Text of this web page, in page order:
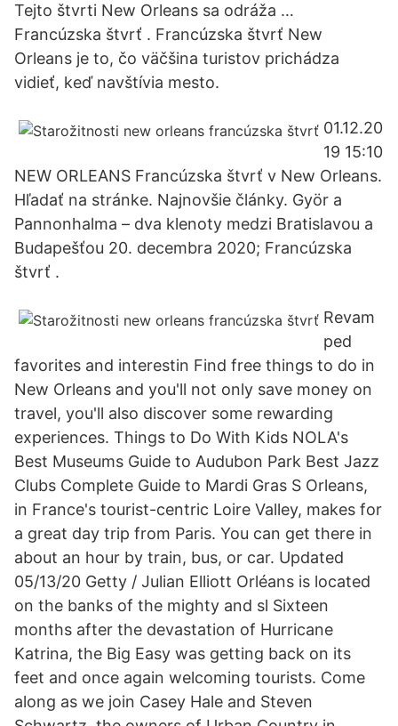
Tejto štvrti New Orleans sa odráža …
Francúzska štvrť . Francúzska štvrť New
Orleans je to, čo väčšina turistov prichádza
vidieť, keď navštívia mesto.
01.12.20
19 15:10
NEW ORLEANS Francúzska štvrť v New Orleans.
Hľadať na stránke. Najnovšie články. Györ a
Pannonhalma – dva klenoty medzi Bratislavou a
Budapešťou 20. decembra 2020; Francúzska
štvrť .
Revam
ped
favorites and interestin Find free things to do in
New Orleans and you'll not only save money on
travel, you'll also discover some rewarding
experiences. Things to Do With Kids NOLA's
Best Museums Guide to Audubon Park Best Jazz
Clubs Complete Guide to Mardi Gras S Orleans,
in France's tourist-centric Loire Valley, makes for
a great day trip from Paris. You can get there in
about an hour by train, bus, or car. Updated
05/13/20 Getty / Julian Elliott Orléans is located
on the banks of the mighty and sl Sixteen
months after the devastation of Hurricane
Katrina, the Big Easy was getting back on its
feet and once again welcoming tourists. Come
along as we join Casey Hale and Steven